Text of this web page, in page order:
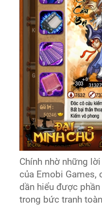
Chính nhờ những
của Emobi Games,
dần hiểu được
trong bức tranh